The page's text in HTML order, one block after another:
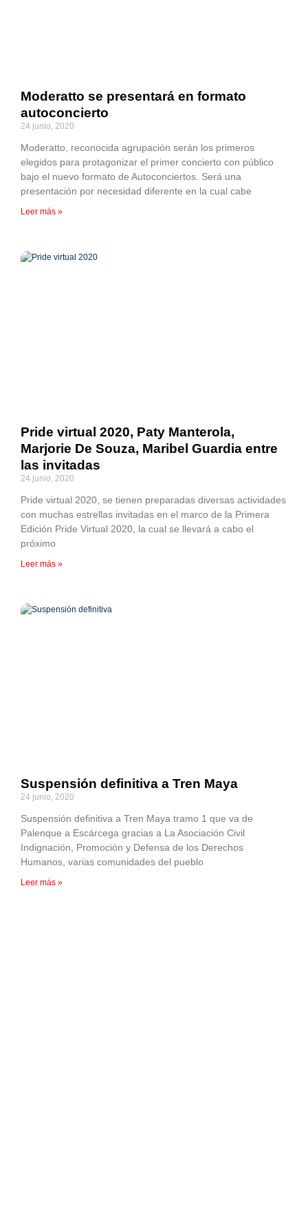
Moderatto se presentará en formato
autoconcierto
24 junio, 2020
Moderatto, reconocida agrupación serán los primeros
elegidos para protagonizar el primer concierto con público
bajo el nuevo formato de Autoconciertos. Será una
presentación por necesidad diferente en la cual cabe
Leer más »
Pride virtual 2020, Paty Manterola,
Marjorie De Souza, Maribel Guardia entre
las invitadas
24 junio, 2020
Pride virtual 2020, se tienen preparadas diversas actividades
con muchas estrellas invitadas en el marco de la Primera
Edición Pride Virtual 2020, la cual se llevará a cabo el
próximo
Leer más »
Suspensión definitiva a Tren Maya
24 junio, 2020
Suspensión definitiva a Tren Maya tramo 1 que va de
Palenque a Escárcega gracias a La Asociación Civil
Indignación, Promoción y Defensa de los Derechos
Humanos, varias comunidades del pueblo
Leer más »